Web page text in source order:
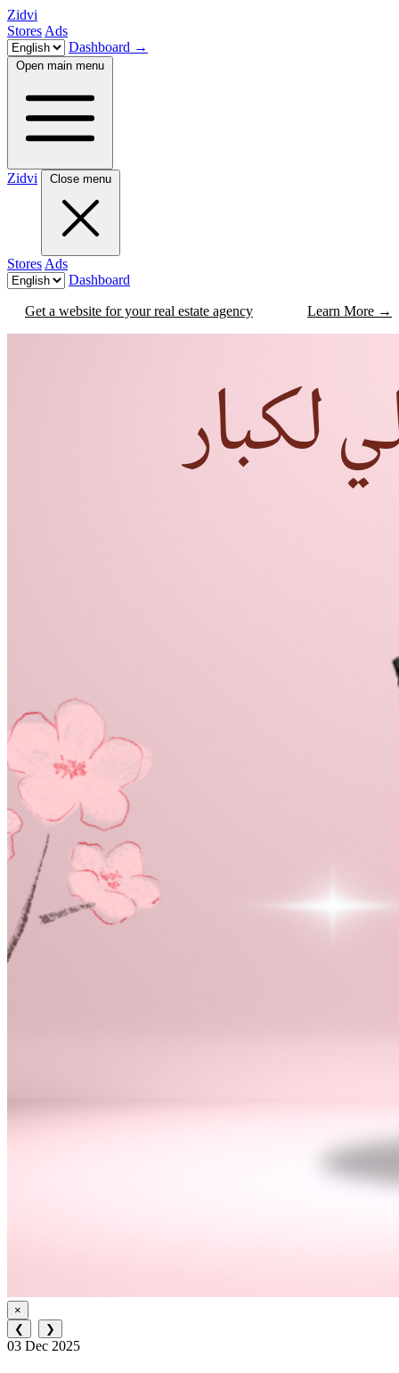
Zidvi
Stores Ads
Dashboard →
Open main menu
Zidvi Close menu
Stores Ads
Dashboard
Get a website for your real estate agency Learn More →
×
❮
❯
03 Dec 2025